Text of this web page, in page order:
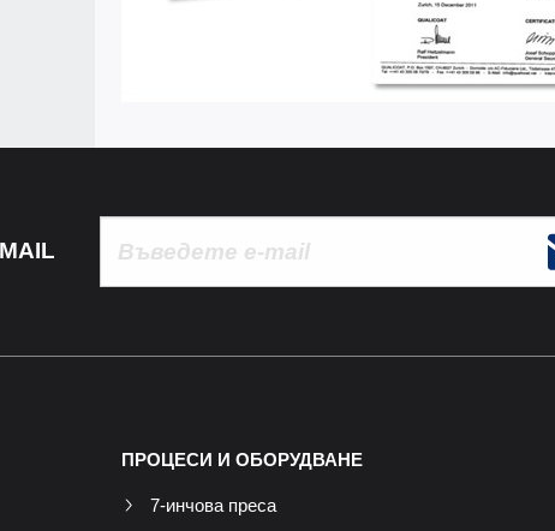
ПРОЦЕСИ И ОБОРУДВАНЕ
7-инчова преса